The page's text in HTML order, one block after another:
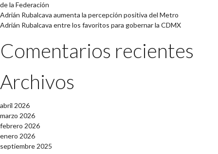
de la Federación
Adrián Rubalcava aumenta la percepción positiva del Metro
Adrián Rubalcava entre los favoritos para gobernar la CDMX
Comentarios recientes
Archivos
abril 2026
marzo 2026
febrero 2026
enero 2026
septiembre 2025